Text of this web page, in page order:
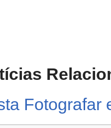
Fotografar